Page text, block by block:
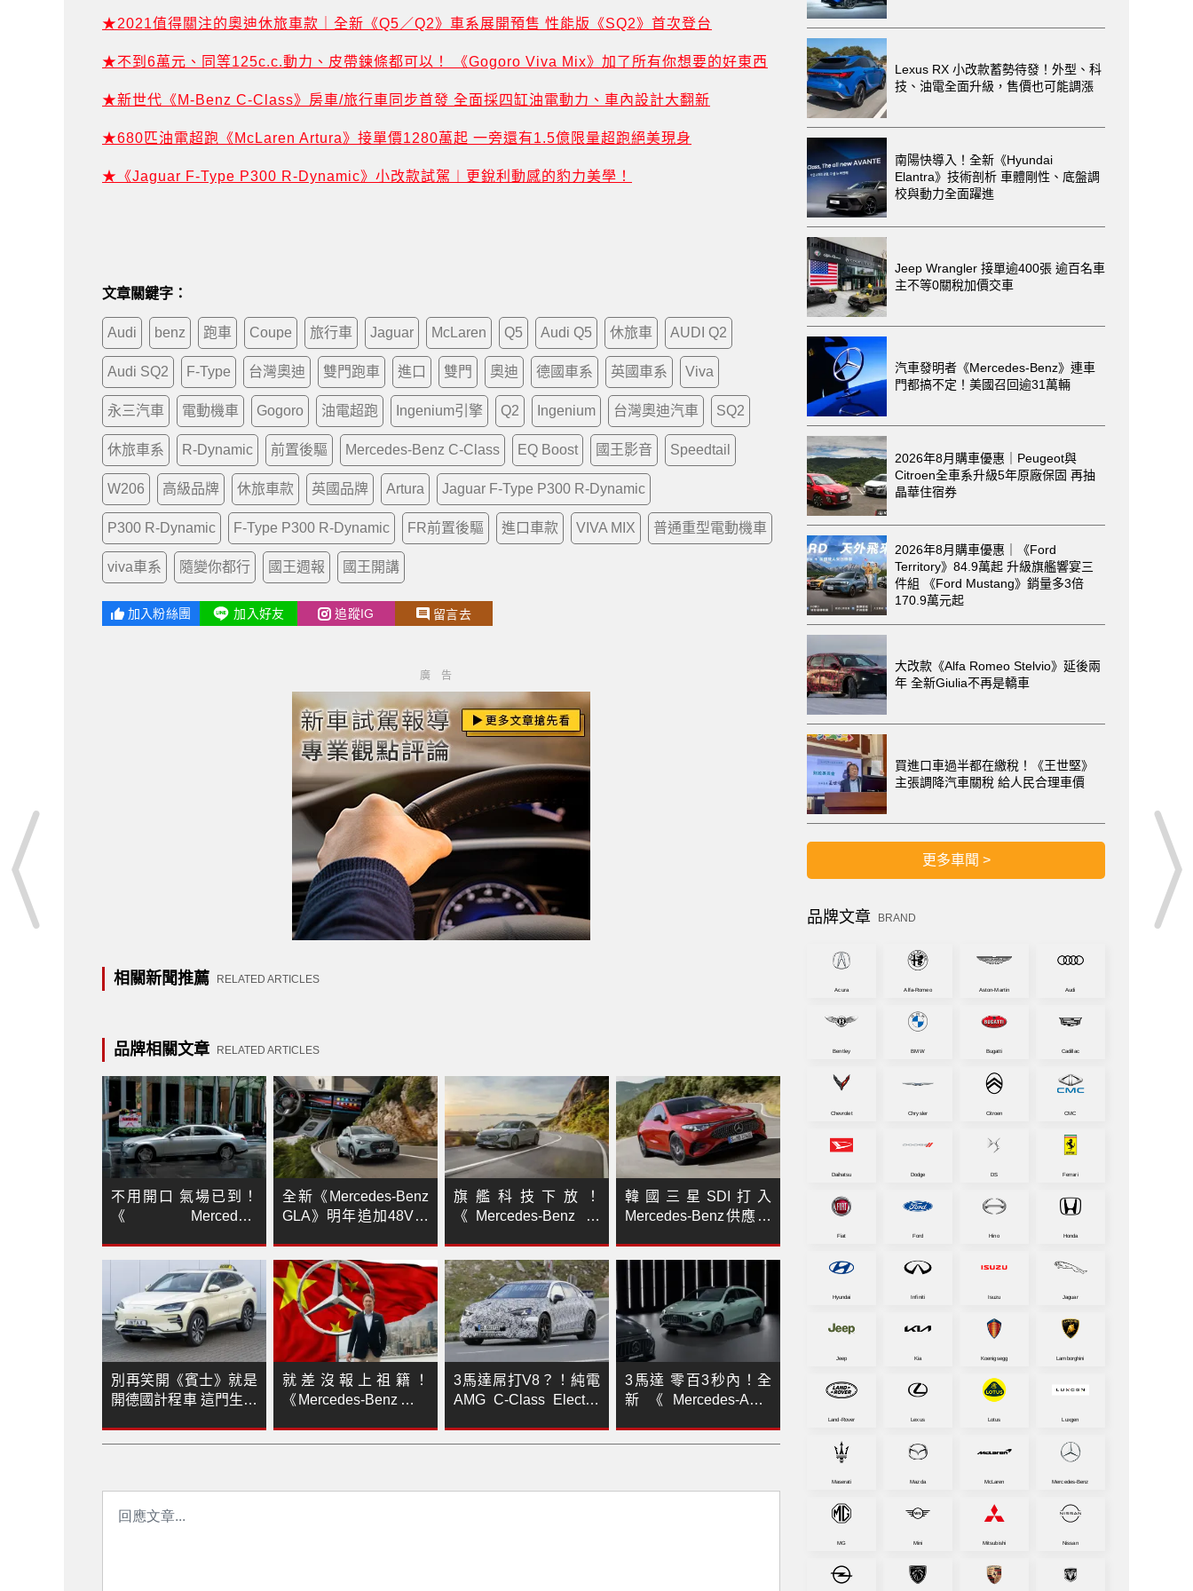
★2021值得關注的奧迪休旅車款｜全新《Q5／Q2》車系展開預售 性能版《SQ2》首次登台
★不到6萬元、同等125c.c.動力、皮帶鍊條都可以！ 《Gogoro Viva Mix》加了所有你想要的好東西
★新世代《M-Benz C-Class》房車/旅行車同步首發 全面採四缸油電動力、車內設計大翻新
★680匹油電超跑《McLaren Artura》接單價1280萬起 一旁還有1.5億限量超跑絕美現身
★《Jaguar F-Type P300 R-Dynamic》小改款試駕︱更銳利動感的豹力美學！
文章關鍵字：
Audi benz 跑車 Coupe 旅行車 Jaguar McLaren Q5 Audi Q5 休旅車 AUDI Q2
Audi SQ2 F-Type 台灣奧迪 雙門跑車 進口 雙門 奧迪 德國車系 英國車系 Viva
永三汽車 電動機車 Gogoro 油電超跑 Ingenium引擎 Q2 Ingenium 台灣奧迪汽車 SQ2
休旅車系 R-Dynamic 前置後驅 Mercedes-Benz C-Class EQ Boost 國王影音 Speedtail
W206 高級品牌 休旅車款 英國品牌 Artura Jaguar F-Type P300 R-Dynamic
P300 R-Dynamic F-Type P300 R-Dynamic FR前置後驅 進口車款 VIVA MIX 普通重型電動機車
viva車系 隨變你都行 國王週報 國王開講
加入粉絲團 加入好友 追蹤IG 留言去
廣告
相關新聞推薦 RELATED ARTICLES
品牌相關文章 RELATED ARTICLES
不用開口 氣場已到！
《Mercedes-
惡魔 2》重返大螢幕
全新《Mercedes-Benz
GLA》明年追加48V輕
旗艦科技下放！
《Mercedes-Benz E-
配夜色套件
韓國三星SDI打入
Mercedes-Benz供應鏈
別再笑開《賓士》就是
開德國計程車 這門生意
就差沒報上祖籍！
《Mercedes-Benz》執
3馬達屌打V8？！純電
AMG C-Class Electric
3馬達 零百3秒內！全
新《Mercedes-AMG
Lexus RX 小改款蓄勢待發！外型、科
技、油電全面升級，售價也可能調漲
南陽快導入！全新《Hyundai
Elantra》技術剖析 車體剛性、底盤調
校與動力全面躍進
Jeep Wrangler 接單逾400張 逾百名車
主不等0關稅加價交車
汽車發明者《Mercedes-Benz》連車
門都搞不定！美國召回逾31萬輛
2026年8月購車優惠｜Peugeot與
Citroen全車系升級5年原廠保固 再抽
晶華住宿券
2026年8月購車優惠｜《Ford
Territory》84.9萬起 升級旗艦響宴三
件組 《Ford Mustang》銷量多3倍
170.9萬元起
大改款《Alfa Romeo Stelvio》延後兩
年 全新Giulia不再是轎車
買進口車過半都在繳稅！《王世堅》
主張調降汽車關稅 給人民合理車價
更多車聞 >
品牌文章 BRAND
Acura Alfa-Romeo Aston-Martin Audi
Bentley BMW Bugatti Cadillac
Chevrolet Chrysler Citroen CMC
Daihatsu Dodge DS Ferrari
Fiat Ford Hino Honda
Hyundai Infiniti Isuzu Jaguar
Jeep Kia Koenigsegg Lamborghini
Land-Rover Lexus Lotus Luxgen
Maserati Mazda McLaren Mercedes-Benz
MG Mini Mitsubishi Nissan